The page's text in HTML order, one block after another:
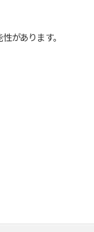
があります。